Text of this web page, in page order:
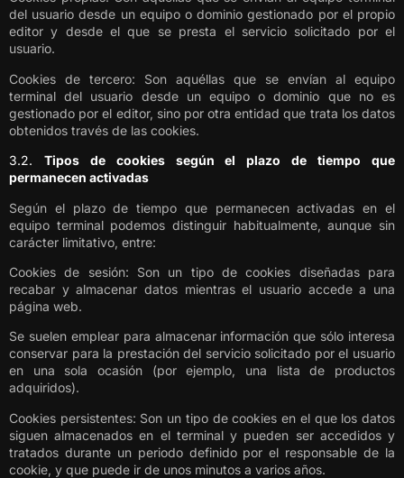
del usuario desde un equipo o dominio gestionado por el propio
editor y desde el que se presta el servicio solicitado por el
usuario.
Cookies de tercero: Son aquéllas que se envían al equipo
terminal del usuario desde un equipo o dominio que no es
gestionado por el editor, sino por otra entidad que trata los datos
obtenidos través de las cookies.
3.2. Tipos de cookies según el plazo de tiempo que
permanecen activadas
Según el plazo de tiempo que permanecen activadas en el
equipo terminal podemos distinguir habitualmente, aunque sin
carácter limitativo, entre:
Cookies de sesión: Son un tipo de cookies diseñadas para
recabar y almacenar datos mientras el usuario accede a una
página web.
Se suelen emplear para almacenar información que sólo interesa
conservar para la prestación del servicio solicitado por el usuario
en una sola ocasión (por ejemplo, una lista de productos
adquiridos).
Cookies persistentes: Son un tipo de cookies en el que los datos
siguen almacenados en el terminal y pueden ser accedidos y
tratados durante un periodo definido por el responsable de la
cookie, y que puede ir de unos minutos a varios años.